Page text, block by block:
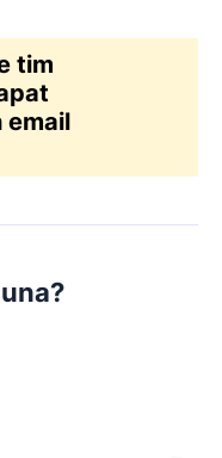
tim
email